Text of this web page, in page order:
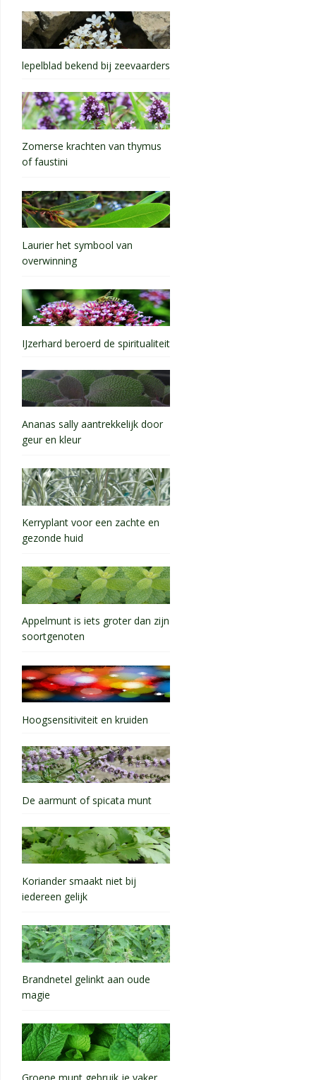
lepelblad bekend bij zeevaarders
Zomerse krachten van thymus
of faustini
Laurier het symbool van
overwinning
IJzerhard beroerd de spiritualiteit
Ananas sally aantrekkelijk door
geur en kleur
Kerryplant voor een zachte en
gezonde huid
Appelmunt is iets groter dan zijn
soortgenoten
Hoogsensitiviteit en kruiden
De aarmunt of spicata munt
Koriander smaakt niet bij
iedereen gelijk
Brandnetel gelinkt aan oude
magie